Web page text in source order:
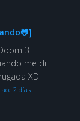
3
me di
XD
2 días